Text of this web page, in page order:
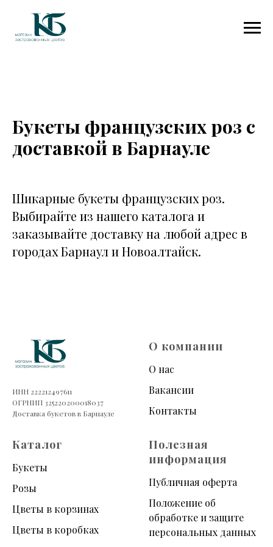
Букеты французских роз с
доставкой в Барнауле
Шикарные букеты французских роз.
Выбирайте из нашего каталога и
заказывайте доставку на любой адрес в
городах Барнаул и Новоалтайск.
ИНН 222212497611
ОГРНИП 325220200018037
Доставка букетов в Барнауле
О компании
О нас
Вакансии
Контакты
Каталог
Букеты
Розы
Цветы в корзинах
Цветы в коробках
Полезная
информация
Публичная оферта
Положение об
обработке и защите
персональных данных